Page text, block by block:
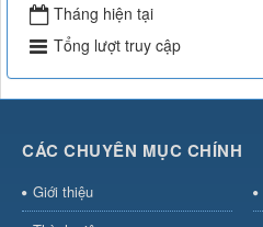
Tháng hiện tại
Tổng lượt truy cập
CÁC CHUYÊN MỤC CHÍNH
Giới thiệu